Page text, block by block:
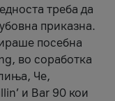
треба да
приказна.
посебна
во соработка
Че,
и Bar 90 кои